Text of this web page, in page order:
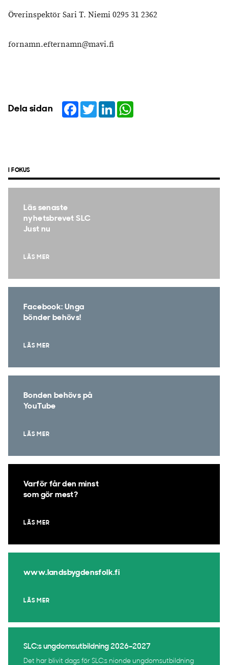
Överinspektör Sari T. Niemi 0295 31 2362
fornamn.efternamn@mavi.fi
Dela sidan Facebook
TwitterLinkedIn
I FOKUS
Läs senaste
nyhetsbrevet SLC
Just nu
LÄS MER
Facebook: Unga
bönder behövs!
LÄS MER
Bonden behövs på
YouTube
LÄS MER
Varför får den minst
som gör mest?
LÄS MER
www.landsbygdensfolk.fi
LÄS MER
SLC:s ungdomsutbildning 2026–2027
Det har blivit dags för SLC:s nionde ungdomsutbildning